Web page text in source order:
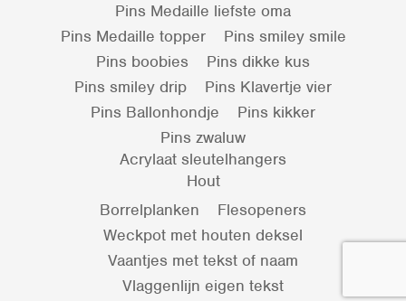
Pins Medaille liefste oma
Pins Medaille topper
Pins smiley smile
Pins boobies
Pins dikke kus
Pins smiley drip
Pins Klavertje vier
Pins Ballonhondje
Pins kikker
Pins zwaluw
Acrylaat sleutelhangers
Hout
Borrelplanken
Flesopeners
Weckpot met houten deksel
Vaantjes met tekst of naam
Vlaggenlijn eigen tekst